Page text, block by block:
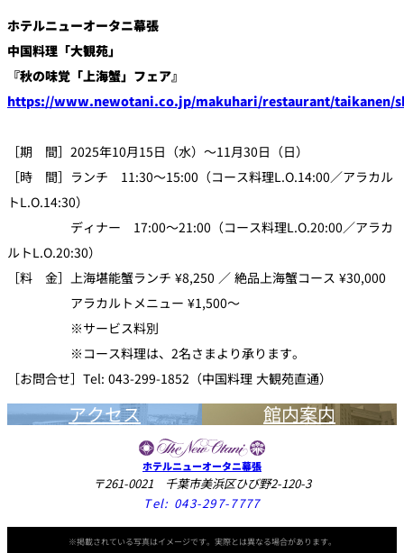
ホテルニューオータニ幕張
中国料理「大観苑」
『秋の味覚「上海蟹」フェア』
https://www.newotani.co.jp/makuhari/restaurant/taikanen/
［期 間］2025年10月15日（水）～11月30日（日）
［時 間］ランチ 11:30～15:00（コース料理L.O.14:00／アラカル
トL.O.14:30）
ディナー 17:00～21:00（コース料理L.O.20:00／アラカ
ルトL.O.20:30）
［料 金］上海堪能蟹ランチ ¥8,250 ／ 絶品上海蟹コース ¥30,000
アラカルトメニュー ¥1,500～
※サービス料別
※コース料理は、2名さまより承ります。
［お問合せ］Tel: 043-299-1852（中国料理 大観苑直通）
アクセス 館内案内
ホテルニューオータニ幕張
〒261-0021 千葉市美浜区ひび野2-120-3
Tel: 043-297-7777
※掲載されている写真はイメージです。実際とは異なる場合があります。